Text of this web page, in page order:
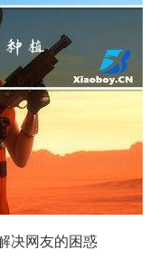
决网友的困惑